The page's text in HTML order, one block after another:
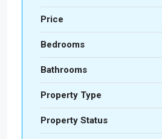
Price
Bedrooms
Bathrooms
Property Type
Property Status